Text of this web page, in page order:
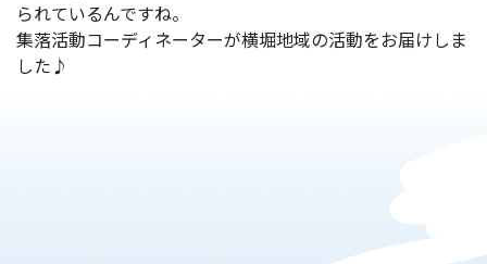
られているんですね。
集落活動コーディネーターが横堀地域の活動をお届けしま
した♪